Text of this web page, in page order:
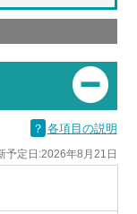
？ 各項目の説明
定日:2026年8月21日